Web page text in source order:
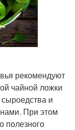
рекомендуют
чайной ложки
и
При этом
полезного